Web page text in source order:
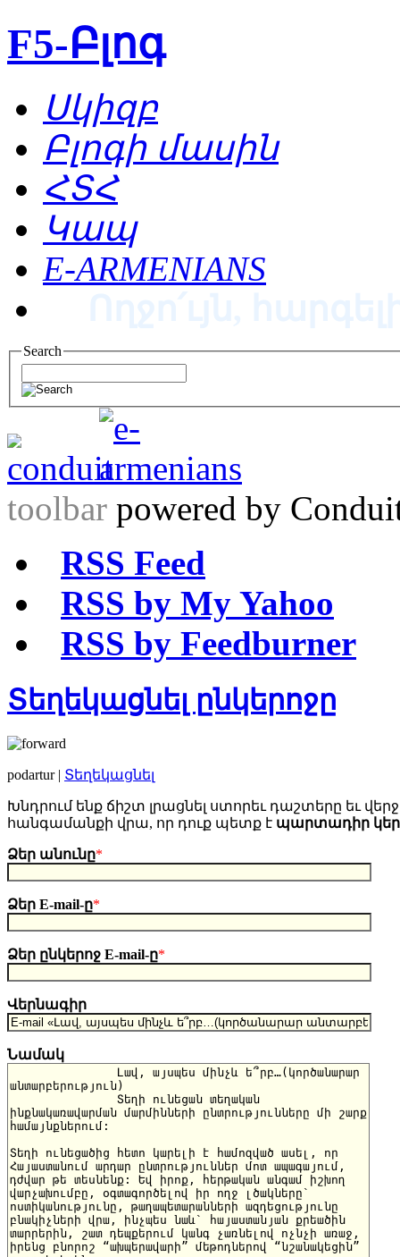
F5-Բլոգ
Սկիզբ
Բլոգի մասին
ՀՏՀ
Կապ
E-ARMENIANS
Search
toolbar powered by
RSS Feed
RSS by My Yahoo
RSS by Feedburner
Տեղեկացնել ընկերոջը
podartur | Տեղեկացնել
Խնդրում ենք ճիշտ լրացնել ստորեւ դաշտերը եւ
հանգամանքի վրա, որ դուք պետք է պարտադիր
Ձեր անունը*
Ձեր E-mail-ը*
Ձեր ընկերոջ E-mail-ը*
Վերնագիր
Նամակ